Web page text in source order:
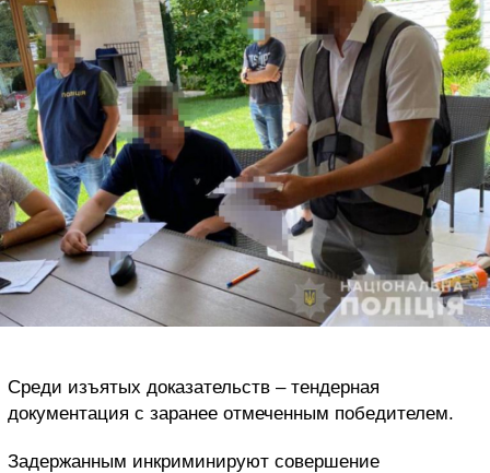
Среди изъятых доказательств – тендерная
документация с заранее отмеченным победителем.
Задержанным инкриминируют совершение